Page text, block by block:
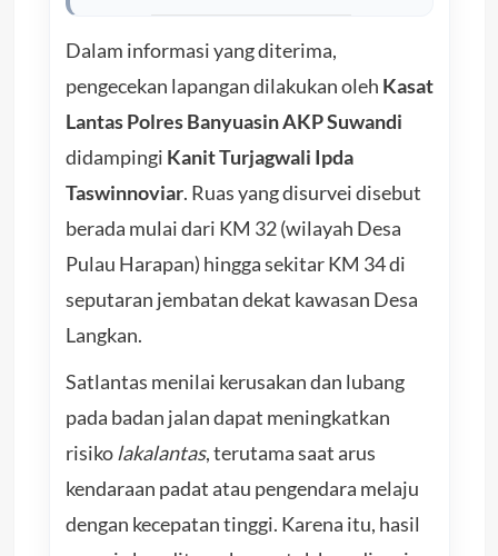
Dalam informasi yang diterima,
pengecekan lapangan dilakukan oleh Kasat
Lantas Polres Banyuasin AKP Suwandi
didampingi Kanit Turjagwali Ipda
Taswinnoviar. Ruas yang disurvei disebut
berada mulai dari KM 32 (wilayah Desa
Pulau Harapan) hingga sekitar KM 34 di
seputaran jembatan dekat kawasan Desa
Langkan.
Satlantas menilai kerusakan dan lubang
pada badan jalan dapat meningkatkan
risikolakalantas, terutama saat arus
kendaraan padat atau pengendara melaju
dengan kecepatan tinggi. Karena itu, hasil